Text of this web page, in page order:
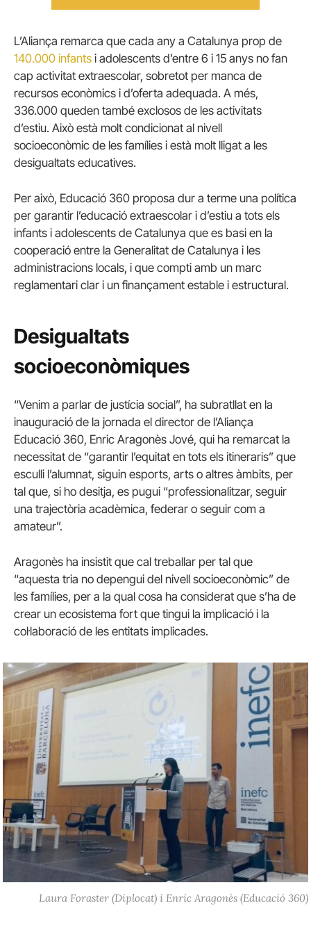
L’Aliança remarca que cada any a Catalunya prop de
140.000 infants i adolescents d’entre 6 i 15 anys no fan
cap activitat extraescolar, sobretot per manca de
recursos econòmics i d’oferta adequada. A més,
336.000 queden també exclosos de les activitats
d’estiu. Això està molt condicionat al nivell
socioeconòmic de les famílies i està molt lligat a les
desigualtats educatives.
Per això, Educació 360 proposa dur a terme una política
per garantir l’educació extraescolar i d’estiu a tots els
infants i adolescents de Catalunya que es basi en la
cooperació entre la Generalitat de Catalunya i les
administracions locals, i que compti amb un marc
reglamentari clar i un finançament estable i estructural.
Desigualtats
socioeconòmiques
“Venim a parlar de justícia social”, ha subratllat en la
inauguració de la jornada el director de l’Aliança
Educació 360, Enric Aragonès Jové, qui ha remarcat la
necessitat de “garantir l’equitat en tots els itineraris” que
esculli l’alumnat, siguin esports, arts o altres àmbits, per
tal que, si ho desitja, es pugui “professionalitzar, seguir
una trajectòria acadèmica, federar o seguir com a
amateur”.
Aragonès ha insistit que cal treballar per tal que
“aquesta tria no depengui del nivell socioeconòmic” de
les famílies, per a la qual cosa ha considerat que s’ha de
crear un ecosistema fort que tingui la implicació i la
col·laboració de les entitats implicades.
Laura Foraster (Diplocat) i Enric Aragonès (Educació 360)